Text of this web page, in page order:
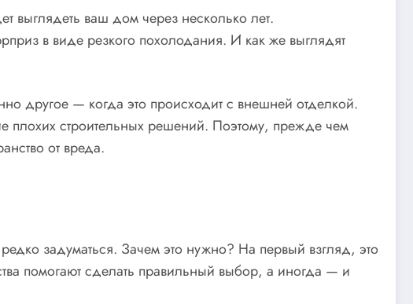
выглядеть ваш дом через несколько лет.
в виде резкого похолодания. И как же выглядят
другое — когда это происходит с внешней отделкой.
плохих строительных решений. Поэтому, прежде чем
от вреда.
задуматься. Зачем это нужно? На первый взгляд, это
помогают сделать правильный выбор, а иногда — и